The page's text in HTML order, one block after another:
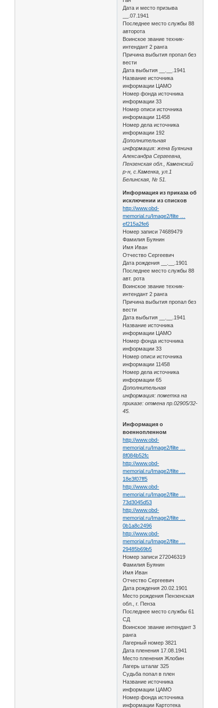
Дата и место призыва
__.07.1941
Последнее место службы 88
авторота
Воинское звание техник-
интендант 2 ранга
Причина выбытия пропал без
вести
Дата выбытия __.__.1941
Название источника
информации ЦАМО
Номер фонда источника
информации 33
Номер описи источника
информации 11458
Номер дела источника
информации 192
Дополнительная
информация: жена Буянина
Александра Сергеевна,
Пензенская обл., Каменский
р-н, с.Каменка, ул.1
Белинская, № 51.
Информация из приказа об
исключении из списков
http://www.obd-
memorial.ru/Image2/filte …
ef215a2fe6
Номер записи 74689479
Фамилия Буянин
Имя Иван
Отчество Сергеевич
Дата рождения __.__.1901
Последнее место службы 88
авт. рота
Воинское звание техник-
интендант 2 ранга
Причина выбытия пропал без
вести
Дата выбытия __.__.1941
Название источника
информации ЦАМО
Номер фонда источника
информации 33
Номер описи источника
информации 11458
Номер дела источника
информации 65
Дополнительная
информация: пометка на
приказе: отмена пр.02905/32-
45.
Информация о
военнопленном
http://www.obd-
memorial.ru/Image2/filte …
8f084b52fc
http://www.obd-
memorial.ru/Image2/filte …
18e3f07ff5
http://www.obd-
memorial.ru/Image2/filte …
73d3045d53
http://www.obd-
memorial.ru/Image2/filte …
0b1a8c2496
http://www.obd-
memorial.ru/Image2/filte …
29485b69b5
Номер записи 272046319
Фамилия Буянин
Имя Иван
Отчество Сергеевич
Дата рождения 20.02.1901
Место рождения Пензенская
обл., г. Пенза
Последнее место службы 61
СД
Воинское звание интендант 3
ранга
Лагерный номер 3821
Дата пленения 17.08.1941
Место пленения Жлобин
Лагерь шталаг 325
Судьба попал в плен
Название источника
информации ЦАМО
Номер фонда источника
информации Картотека